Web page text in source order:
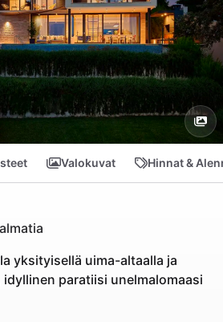
Valokuvat Hinnat &
yksityisellä uima-altaalla ja
paratiisi unelmalomaasi